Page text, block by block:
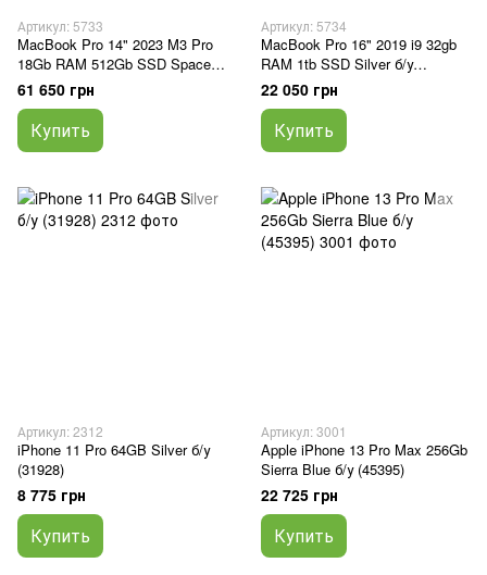
Артикул: 5733
MacBook Pro 14" 2023 M3 Pro
18Gb RAM 512Gb SSD Space
Black б/у (KQJH3)
61 650 грн
Купить
Артикул: 5734
MacBook Pro 16" 2019 i9 32gb
RAM 1tb SSD Silver б/у
(1MD6W)
22 050 грн
Купить
Артикул: 2312
iPhone 11 Pro 64GB Silver б/у
(31928)
8 775 грн
Купить
Артикул: 3001
Apple iPhone 13 Pro Max 256Gb
Sierra Blue б/у (45395)
22 725 грн
Купить